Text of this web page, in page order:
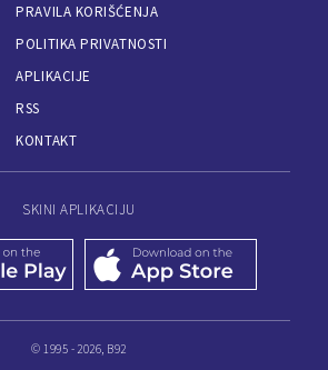
PRAVILA KORIŠĆENJA
POLITIKA PRIVATNOSTI
APLIKACIJE
RSS
KONTAKT
SKINI APLIKACIJU
© 1995 - 2026, B92